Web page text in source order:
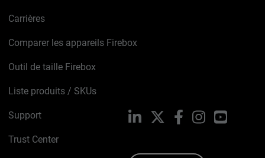
Carrières
Comparer les appareils Firebox
Outil de taille Firebox
Liste produits / SKUs
Support
Trust Center
LinkedIn FacebookInstagramYouTube